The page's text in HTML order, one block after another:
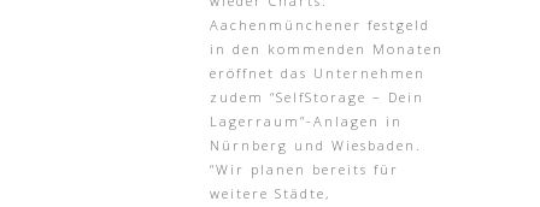
Aachenmünchener festgeld
in den kommenden Monaten
eröffnet das Unternehmen
zudem “SelfStorage – Dein
Lagerraum”-Anlagen in
Nürnberg und Wiesbaden.
“Wir planen bereits für
weitere Städte,